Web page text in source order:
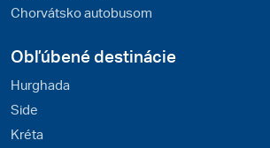
Chorvátsko autobusom
Obľúbené destinácie
Hurghada
Side
Kréta